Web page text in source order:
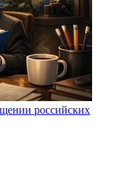
российских